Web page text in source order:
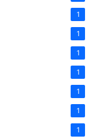
1
1
1
1
1
1
1